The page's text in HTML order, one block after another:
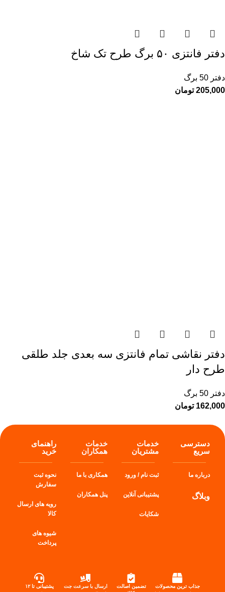
دفتر فانتزی ۵۰ برگ طرح تک‌ شاخ
دفتر 50 برگ
205,000 تومان
دفتر نقاشی تمام فانتزی سه بعدی جلد طلقی
طرح دار
دفتر 50 برگ
162,000 تومان
دسترسی
سریع
درباره ما
وبلاگ
خدمات
مشتریان
ثبت نام / ورود
پشتیبانی آنلاین
شکایات
خدمات
همکاران
همکاری با ما
پنل همکاران
راهنمای
خرید
نحوه ثبت
سفارش
رویه های ارسال
کالا
شیوه های
پرداخت
جذاب ترین محصولات
تضمین اصالت
ارسال با سرعت جت
پشتیبانی تا ۱۲